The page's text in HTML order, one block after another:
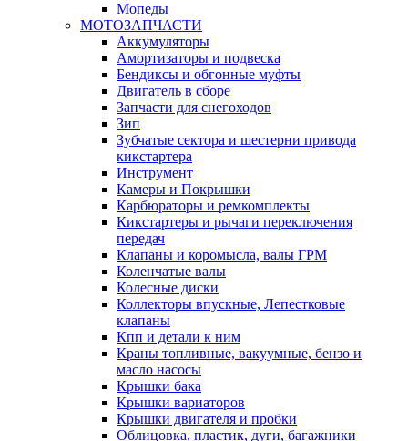
Мопеды
МОТОЗАПЧАСТИ
Аккумуляторы
Амортизаторы и подвеска
Бендиксы и обгонные муфты
Двигатель в сборе
Запчасти для снегоходов
Зип
Зубчатые сектора и шестерни привода
кикстартера
Инструмент
Камеры и Покрышки
Карбюраторы и ремкомплекты
Кикстартеры и рычаги переключения
передач
Клапаны и коромысла, валы ГРМ
Коленчатые валы
Колесные диски
Коллекторы впускные, Лепестковые
клапаны
Кпп и детали к ним
Краны топливные, вакуумные, бензо и
масло насосы
Крышки бака
Крышки вариаторов
Крышки двигателя и пробки
Облицовка, пластик, дуги, багажники